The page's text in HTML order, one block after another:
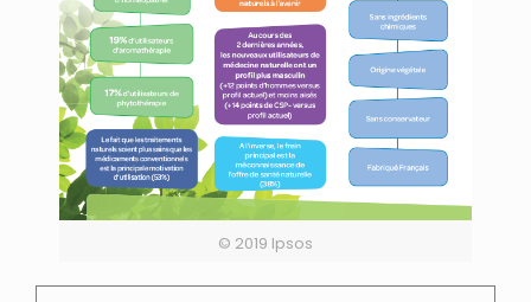
© 2019 Ipsos